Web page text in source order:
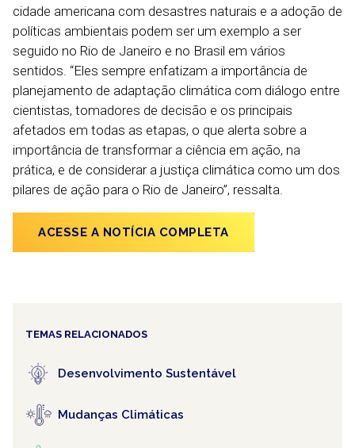
cidade americana com desastres naturais e a adoção de
políticas ambientais podem ser um exemplo a ser
seguido no Rio de Janeiro e no Brasil em vários
sentidos. “Eles sempre enfatizam a importância de
planejamento de adaptação climática com diálogo entre
cientistas, tomadores de decisão e os principais
afetados em todas as etapas, o que alerta sobre a
importância de transformar a ciência em ação, na
prática, e de considerar a justiça climática como um dos
pilares de ação para o Rio de Janeiro”, ressalta.
ACESSE A NOTÍCIA COMPLETA
TEMAS RELACIONADOS
Desenvolvimento Sustentável
Mudanças Climáticas